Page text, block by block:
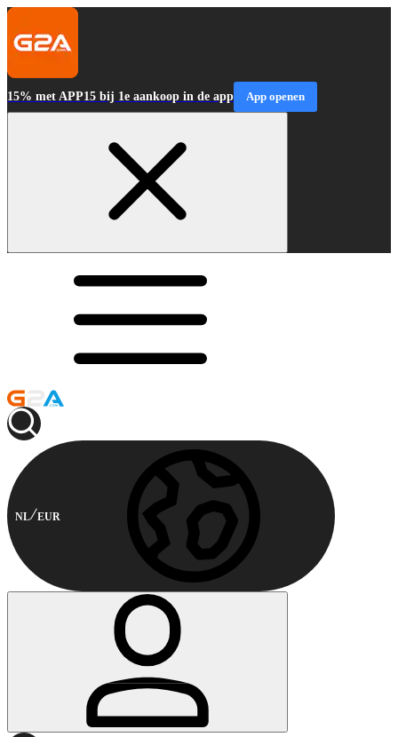
15% met APP15 bij 1e aankoop in de app App openen
NL EUR